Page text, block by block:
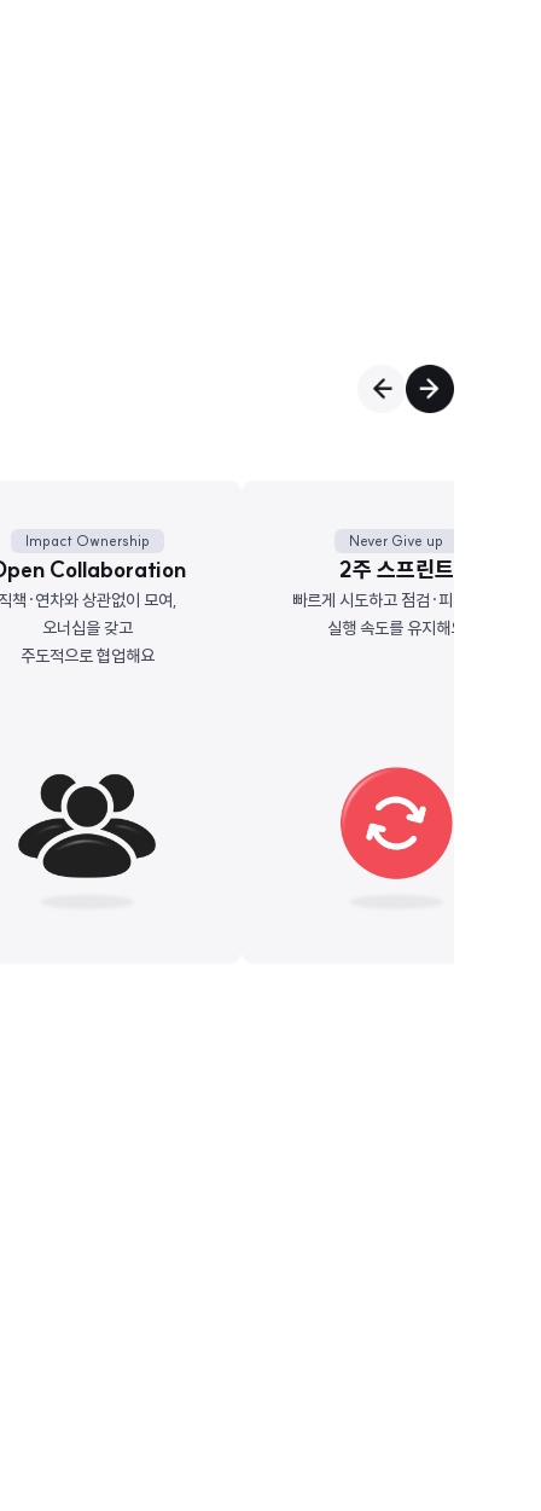
Impact Ownership
Collaboration
직책·연차와 상관없이 모여,
오너십을 갖고
주도적으로 협업해요
Never Give up
2주 스프린트
빠르게 시도하고 점검·피벗하며,
실행 속도를 유지해요